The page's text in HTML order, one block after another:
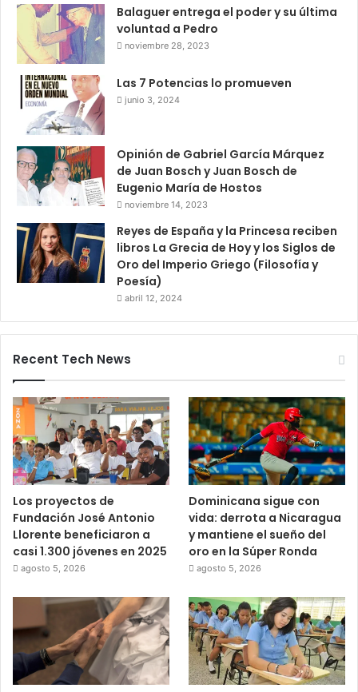
Balaguer entrega el poder y su última
voluntad a Pedro
noviembre 28, 2023
Las 7 Potencias lo promueven
junio 3, 2024
Opinión de Gabriel García Márquez
de Juan Bosch y Juan Bosch de
Eugenio María de Hostos
noviembre 14, 2023
Reyes de España y la Princesa reciben
libros La Grecia de Hoy y los Siglos de
Oro del Imperio Griego (Filosofía y
Poesía)
abril 12, 2024
Recent Tech News
Los proyectos de
Fundación José Antonio
Llorente beneficiaron a
casi 1.300 jóvenes en 2025
agosto 5, 2026
Dominicana sigue con
vida: derrota a Nicaragua
y mantiene el sueño del
oro en la Súper Ronda
agosto 5, 2026